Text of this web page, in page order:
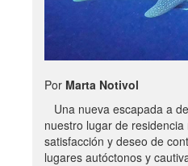
Por Marta Notivol
Una nueva escapada a
nuestro lugar de
satisfacción y deseo de
lugares autóctonos y